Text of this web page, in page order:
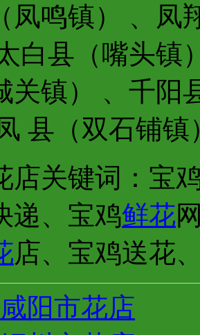
凤鸣镇） 、凤
白县（嘴头镇
关镇） 、千阳
县（双石铺镇
店关键词：宝
递、宝鸡鲜花
店、宝鸡送花
咸阳市花店